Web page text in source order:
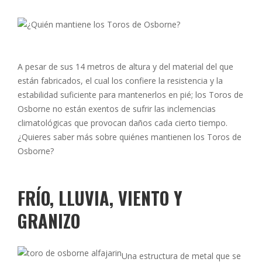
A pesar de sus 14 metros de altura y del material del que
están fabricados, el cual los confiere la resistencia y la
estabilidad suficiente para mantenerlos en pié; los Toros de
Osborne no están exentos de sufrir las inclemencias
climatológicas que provocan daños cada cierto tiempo.
¿Quieres saber más sobre quiénes mantienen los Toros de
Osborne?
FRÍO, LLUVIA, VIENTO Y
GRANIZO
Una estructura de metal que se